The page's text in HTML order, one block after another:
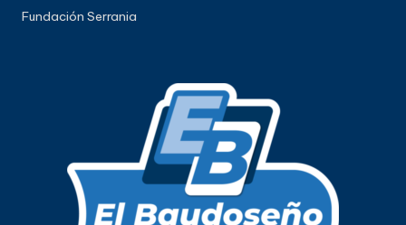
Fundación Serrania